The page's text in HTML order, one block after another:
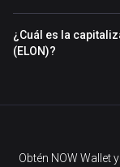
¿Cuál es la
(ELON)?
Obtén NOW Wallet